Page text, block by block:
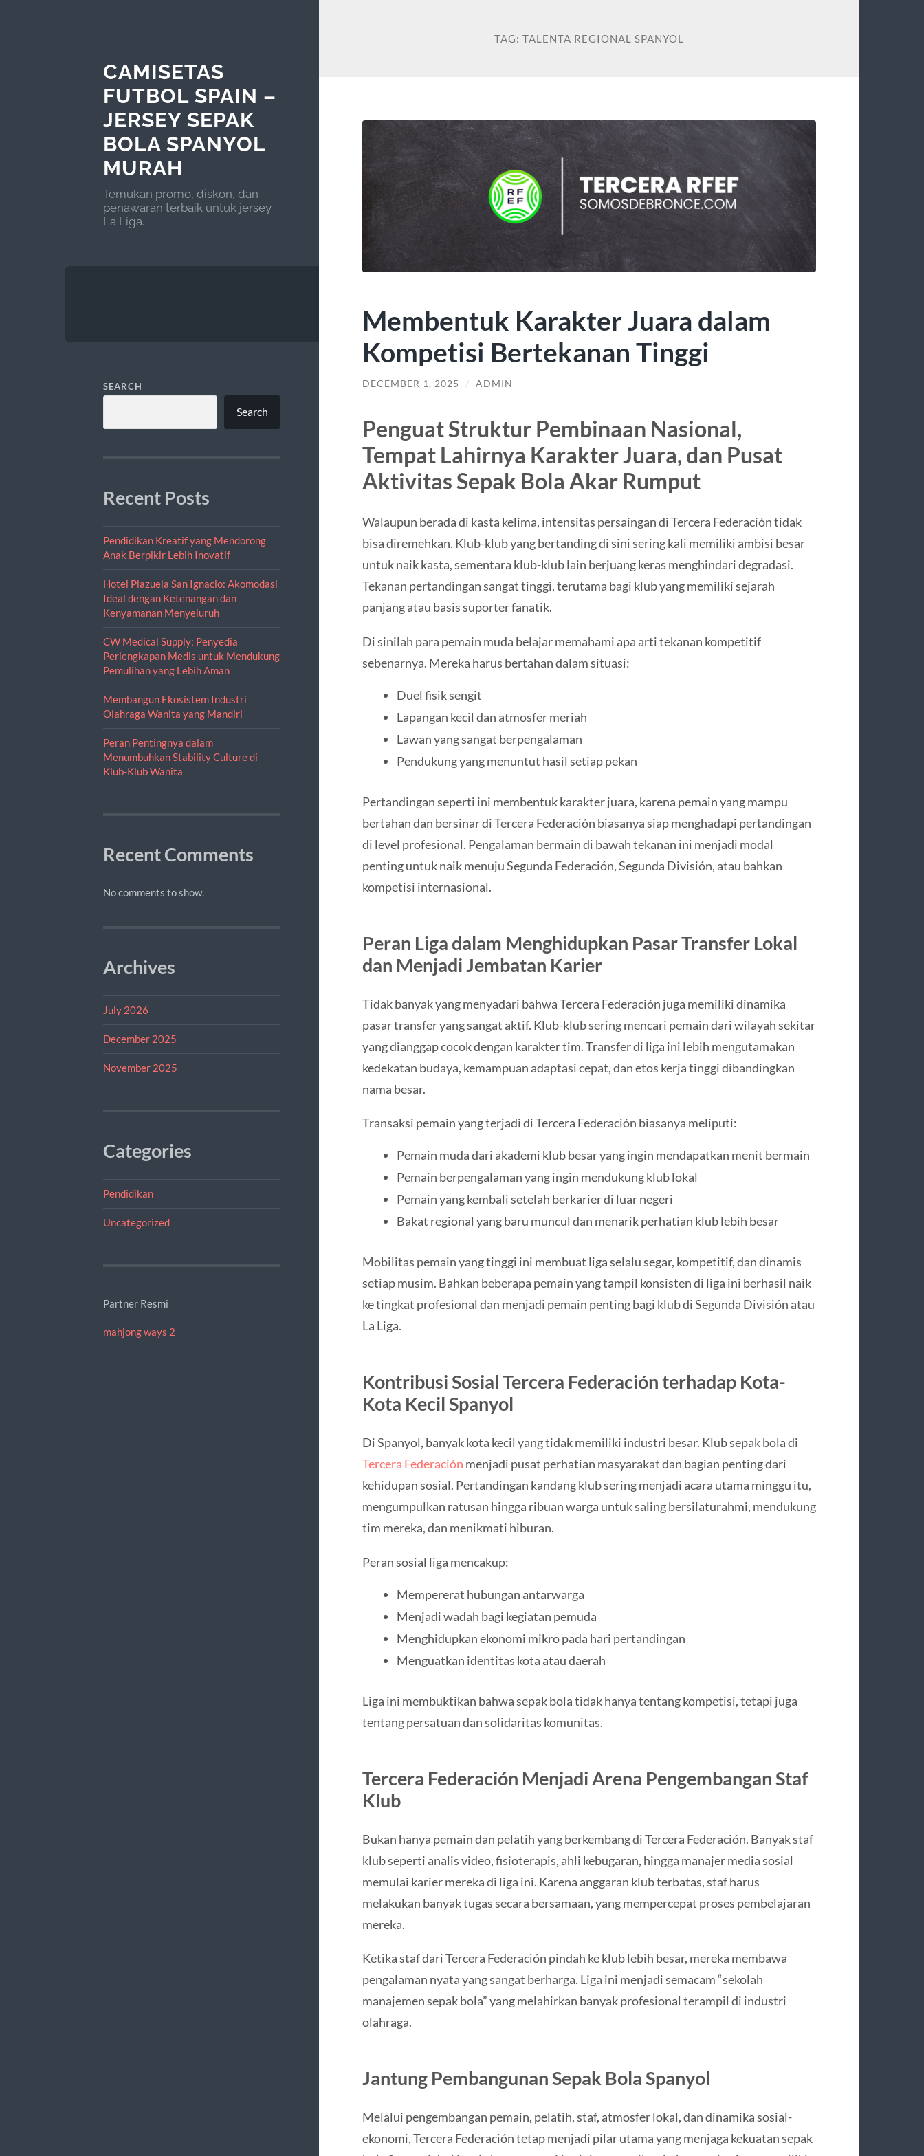
CAMISETAS
FUTBOL SPAIN –
JERSEY SEPAK
BOLA SPANYOL
MURAH
Temukan promo, diskon, dan
penawaran terbaik untuk jersey
La Liga.
SEARCH
Search
Recent Posts
Pendidikan Kreatif yang Mendorong
Anak Berpikir Lebih Inovatif
Hotel Plazuela San Ignacio: Akomodasi
Ideal dengan Ketenangan dan
Kenyamanan Menyeluruh
CW Medical Supply: Penyedia
Perlengkapan Medis untuk Mendukung
Pemulihan yang Lebih Aman
Membangun Ekosistem Industri
Olahraga Wanita yang Mandiri
Peran Pentingnya dalam
Menumbuhkan Stability Culture di
Klub-Klub Wanita
Recent Comments
No comments to show.
Archives
July 2026
December 2025
November 2025
Categories
Pendidikan
Uncategorized
Partner Resmi
mahjong ways 2
TAG: TALENTA REGIONAL SPANYOL
Membentuk Karakter Juara dalam
Kompetisi Bertekanan Tinggi
DECEMBER 1, 2025 / ADMIN
Penguat Struktur Pembinaan Nasional,
Tempat Lahirnya Karakter Juara, dan Pusat
Aktivitas Sepak Bola Akar Rumput
Walaupun berada di kasta kelima, intensitas persaingan di Tercera Federación tidak
bisa diremehkan. Klub-klub yang bertanding di sini sering kali memiliki ambisi besar
untuk naik kasta, sementara klub-klub lain berjuang keras menghindari degradasi.
Tekanan pertandingan sangat tinggi, terutama bagi klub yang memiliki sejarah
panjang atau basis suporter fanatik.
Di sinilah para pemain muda belajar memahami apa arti tekanan kompetitif
sebenarnya. Mereka harus bertahan dalam situasi:
Duel fisik sengit
Lapangan kecil dan atmosfer meriah
Lawan yang sangat berpengalaman
Pendukung yang menuntut hasil setiap pekan
Pertandingan seperti ini membentuk karakter juara, karena pemain yang mampu
bertahan dan bersinar di Tercera Federación biasanya siap menghadapi pertandingan
di level profesional. Pengalaman bermain di bawah tekanan ini menjadi modal
penting untuk naik menuju Segunda Federación, Segunda División, atau bahkan
kompetisi internasional.
Peran Liga dalam Menghidupkan Pasar Transfer Lokal
dan Menjadi Jembatan Karier
Tidak banyak yang menyadari bahwa Tercera Federación juga memiliki dinamika
pasar transfer yang sangat aktif. Klub-klub sering mencari pemain dari wilayah sekitar
yang dianggap cocok dengan karakter tim. Transfer di liga ini lebih mengutamakan
kedekatan budaya, kemampuan adaptasi cepat, dan etos kerja tinggi dibandingkan
nama besar.
Transaksi pemain yang terjadi di Tercera Federación biasanya meliputi:
Pemain muda dari akademi klub besar yang ingin mendapatkan menit bermain
Pemain berpengalaman yang ingin mendukung klub lokal
Pemain yang kembali setelah berkarier di luar negeri
Bakat regional yang baru muncul dan menarik perhatian klub lebih besar
Mobilitas pemain yang tinggi ini membuat liga selalu segar, kompetitif, dan dinamis
setiap musim. Bahkan beberapa pemain yang tampil konsisten di liga ini berhasil naik
ke tingkat profesional dan menjadi pemain penting bagi klub di Segunda División atau
La Liga.
Kontribusi Sosial Tercera Federación terhadap Kota-
Kota Kecil Spanyol
Di Spanyol, banyak kota kecil yang tidak memiliki industri besar. Klub sepak bola di
Tercera Federación menjadi pusat perhatian masyarakat dan bagian penting dari
kehidupan sosial. Pertandingan kandang klub sering menjadi acara utama minggu itu,
mengumpulkan ratusan hingga ribuan warga untuk saling bersilaturahmi, mendukung
tim mereka, dan menikmati hiburan.
Peran sosial liga mencakup:
Mempererat hubungan antarwarga
Menjadi wadah bagi kegiatan pemuda
Menghidupkan ekonomi mikro pada hari pertandingan
Menguatkan identitas kota atau daerah
Liga ini membuktikan bahwa sepak bola tidak hanya tentang kompetisi, tetapi juga
tentang persatuan dan solidaritas komunitas.
Tercera Federación Menjadi Arena Pengembangan Staf
Klub
Bukan hanya pemain dan pelatih yang berkembang di Tercera Federación. Banyak staf
klub seperti analis video, fisioterapis, ahli kebugaran, hingga manajer media sosial
memulai karier mereka di liga ini. Karena anggaran klub terbatas, staf harus
melakukan banyak tugas secara bersamaan, yang mempercepat proses pembelajaran
mereka.
Ketika staf dari Tercera Federación pindah ke klub lebih besar, mereka membawa
pengalaman nyata yang sangat berharga. Liga ini menjadi semacam “sekolah
manajemen sepak bola” yang melahirkan banyak profesional terampil di industri
olahraga.
Jantung Pembangunan Sepak Bola Spanyol
Melalui pengembangan pemain, pelatih, staf, atmosfer lokal, dan dinamika sosial-
ekonomi, Tercera Federación tetap menjadi pilar utama yang menjaga kekuatan sepak